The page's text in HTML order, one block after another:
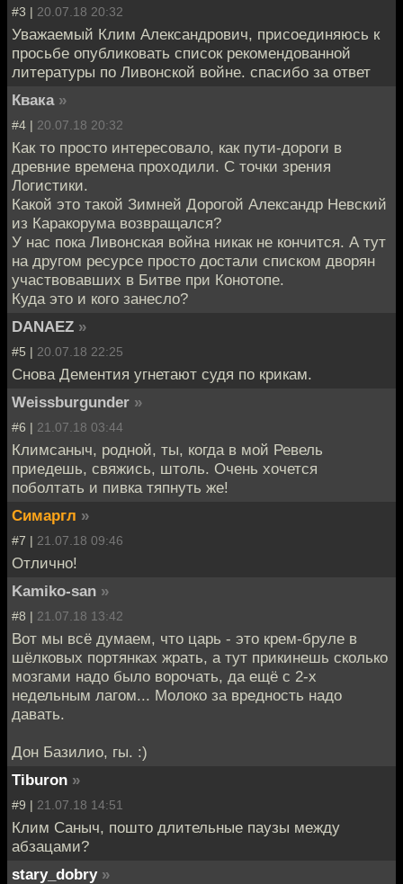
#3 | 20.07.18 20:32
Уважаемый Клим Александрович, присоединяюсь к
просьбе опубликовать список рекомендованной
литературы по Ливонской войне. спасибо за ответ
Квака »
#4 | 20.07.18 20:32
Как то просто интересовало, как пути-дороги в
древние времена проходили. С точки зрения
Логистики.
Какой это такой Зимней Дорогой Александр Невский
из Каракорума возвращался?
У нас пока Ливонская война никак не кончится. А тут
на другом ресурсе просто достали списком дворян
участвовавших в Битве при Конотопе.
Куда это и кого занесло?
DANAEZ »
#5 | 20.07.18 22:25
Снова Дементия угнетают судя по крикам.
Weissburgunder »
#6 | 21.07.18 03:44
Климсаныч, родной, ты, когда в мой Ревель
приедешь, свяжись, штоль. Очень хочется
поболтать и пивка тяпнуть же!
Симаргл »
#7 | 21.07.18 09:46
Отлично!
Kamiko-san »
#8 | 21.07.18 13:42
Вот мы всё думаем, что царь - это крем-бруле в
шёлковых портянках жрать, а тут прикинешь сколько
мозгами надо было ворочать, да ещё с 2-х
недельным лагом... Молоко за вредность надо
давать.
Дон Базилио, гы. :)
Tiburon »
#9 | 21.07.18 14:51
Клим Саныч, пошто длительные паузы между
абзацами?
stary_dobry »